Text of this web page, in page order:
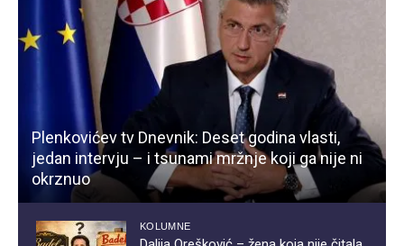
Plenkovićev tv Dnevnik: Deset godina vlasti,
jedan intervju – i tsunami mržnje koji ga nije ni
okrznuo
KOLUMNE